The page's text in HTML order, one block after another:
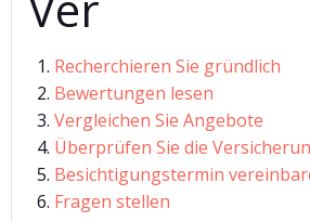
Recherchieren Sie gründlich
Bewertungen lesen
Vergleichen Sie Angebote
Überprüfen Sie die
Besichtigungstermin
Fragen stellen